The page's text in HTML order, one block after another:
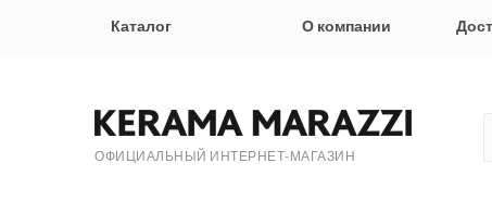
Каталог О компании
ОФИЦИАЛЬНЫЙ ИНТЕРНЕТ-МАГАЗИН